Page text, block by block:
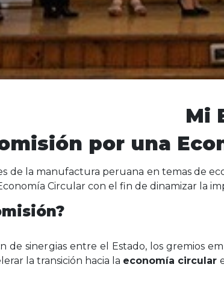
Mi
por una
de la manufactura peruana en temas de
Circular con el fin de dinamizar la
de sinergias entre el Estado, los gremios
la transición hacia la economía circular